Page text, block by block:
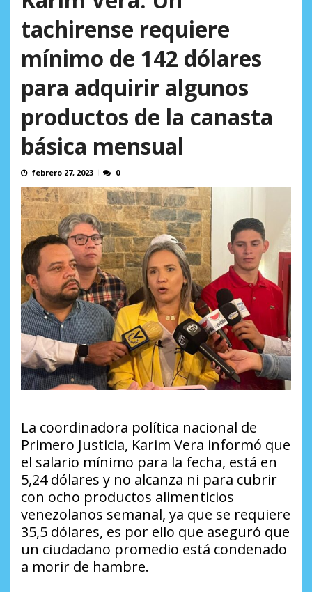
tachirense requiere
mínimo de 142 dólares
para adquirir algunos
productos de la canasta
básica mensual
febrero 27, 2023 0
La coordinadora política nacional de
Primero Justicia, Karim Vera informó que
el salario mínimo para la fecha, está en
5,24 dólares y no alcanza ni para cubrir
con ocho productos alimenticios
venezolanos semanal, ya que se requiere
35,5 dólares, es por ello que aseguró que
un ciudadano promedio está condenado
a morir de hambre.